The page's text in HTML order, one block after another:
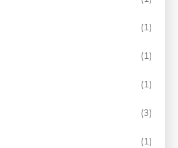
(1)
(1)
(1)
(3)
(1)